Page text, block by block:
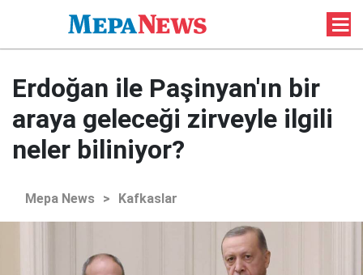
Erdoğan ile Paşinyan'ın bir
araya geleceği zirveyle ilgili
neler biliniyor?
Mepa News > Kafkaslar